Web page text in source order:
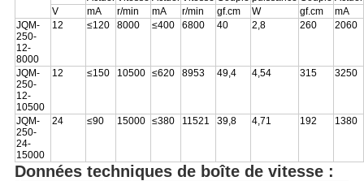
V
mA r/min mA r/min gf.cm W gf.cm
mA
JQM-
250-
12-
8000
12 ≤120 8000 ≤400 6800 40 2,8 260 2060
JQM-
250-
12-
10500
12 ≤150 10500 ≤620 8953 49,4 4,54 315 3250
JQM-
250-
24-
15000
24 ≤90 15000 ≤380 11521 39,8 4,71 192 1380
Données techniques de boîte de vitesse :